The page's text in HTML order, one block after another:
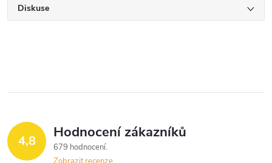
Diskuse
4,8 Hodnocení zákazníků
679 hodnocení